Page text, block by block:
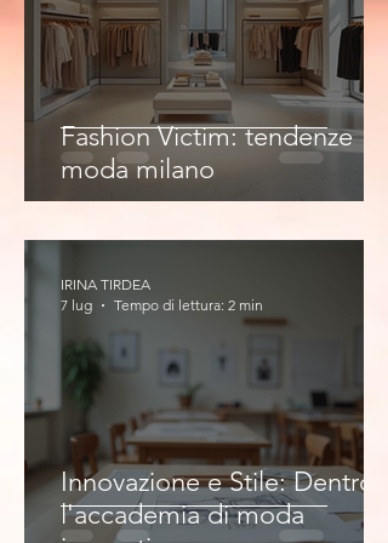
Fashion Victim: tendenze
moda milano
Innovazione e Stile: Dentro
l'accademia di moda
IRINA TIRDEA
7 lug
Tempo di lettura: 2 min